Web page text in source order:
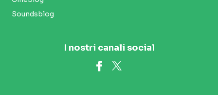
Soundsblog
I nostri canali social